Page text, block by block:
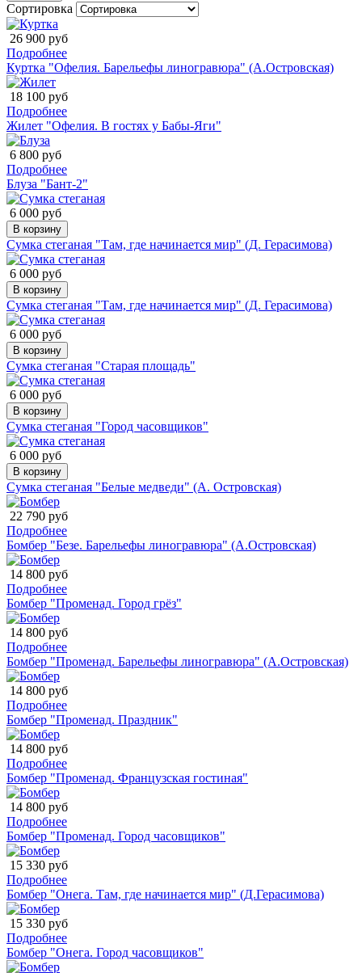
Сортировка
26 900 руб
Подробнее
Куртка "Офелия. Барельефы линогравюра" (А.Островская)
18 100 руб
Подробнее
Жилет "Офелия. В гостях у Бабы-Яги"
6 800 руб
Подробнее
Блуза "Бант-2"
6 000 руб
В корзину
Сумка стеганая "Там, где начинается мир" (Д. Герасимова)
6 000 руб
В корзину
Сумка стеганая "Там, где начинается мир" (Д. Герасимова)
6 000 руб
В корзину
Сумка стеганая "Старая площадь"
6 000 руб
В корзину
Сумка стеганая "Город часовщиков"
6 000 руб
В корзину
Сумка стеганая "Белые медведи" (А. Островская)
22 790 руб
Подробнее
Бомбер "Безе. Барельефы линогравюра" (А.Островская)
14 800 руб
Подробнее
Бомбер "Променад. Город грёз"
14 800 руб
Подробнее
Бомбер "Променад. Барельефы линогравюра" (А.Островская)
14 800 руб
Подробнее
Бомбер "Променад. Праздник"
14 800 руб
Подробнее
Бомбер "Променад. Французская гостиная"
14 800 руб
Подробнее
Бомбер "Променад. Город часовщиков"
15 330 руб
Подробнее
Бомбер "Онега. Там, где начинается мир" (Д.Герасимова)
15 330 руб
Подробнее
Бомбер "Онега. Город часовщиков"